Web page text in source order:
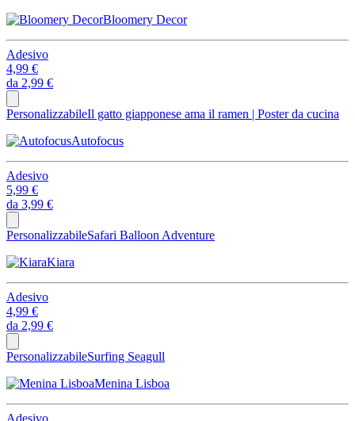
Bloomery Decor
Adesivo
4,99 €
da 2,99 €
PersonalizzabileIl gatto giapponese ama il ramen | Poster da cucina
Autofocus
Adesivo
5,99 €
da 3,99 €
PersonalizzabileSafari Balloon Adventure
Kiara
Adesivo
4,99 €
da 2,99 €
PersonalizzabileSurfing Seagull
Menina Lisboa
Adesivo